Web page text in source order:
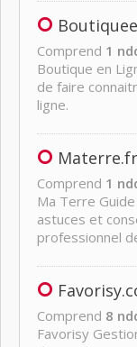
Comprend 1
Boutique en
de faire
ligne.
Materre.fr
Comprend 1
Ma Terre
astuces et
professionnel
Comprend 8
Favorisy